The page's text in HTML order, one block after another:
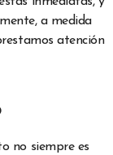
a medida
atención
no siempre es